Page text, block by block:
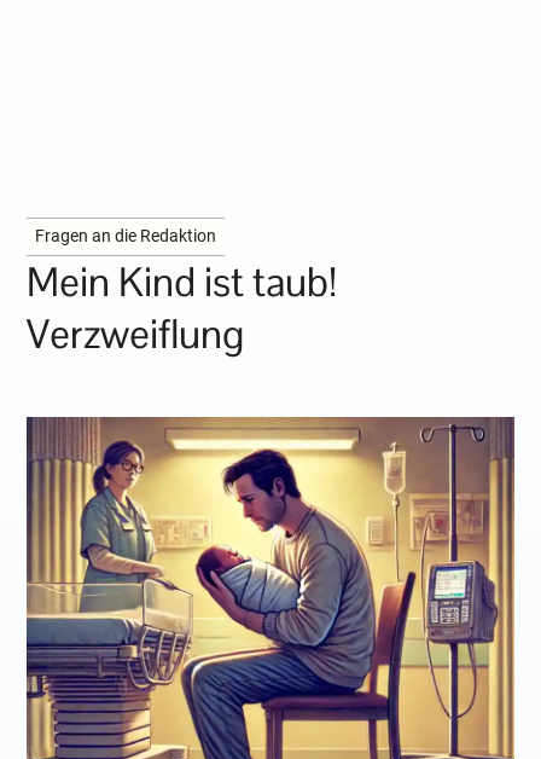
Fragen an die Redaktion
Mein Kind ist taub!
Verzweiflung